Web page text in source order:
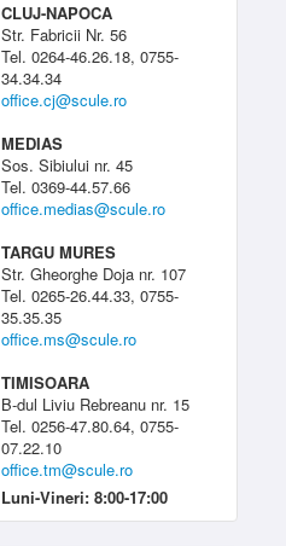
CLUJ-NAPOCA
Str. Fabricii Nr. 56
Tel. 0264-46.26.18, 0755-
34.34.34
office.cj@scule.ro
MEDIAS
Sos. Sibiului nr. 45
Tel. 0369-44.57.66
office.medias@scule.ro
TARGU MURES
Str. Gheorghe Doja nr. 107
Tel. 0265-26.44.33, 0755-
35.35.35
office.ms@scule.ro
TIMISOARA
B-dul Liviu Rebreanu nr. 15
Tel. 0256-47.80.64, 0755-
07.22.10
office.tm@scule.ro
Luni-Vineri: 8:00-17:00